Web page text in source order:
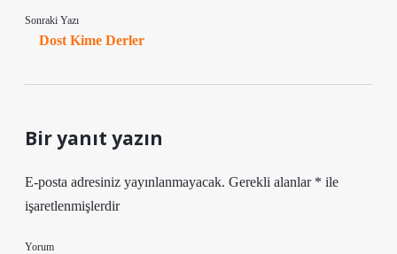
Sonraki Yazı
Dost Kime Derler
Bir yanıt yazın
E-posta adresiniz yayınlanmayacak. Gerekli alanlar * ile
işaretlenmişlerdir
Yorum